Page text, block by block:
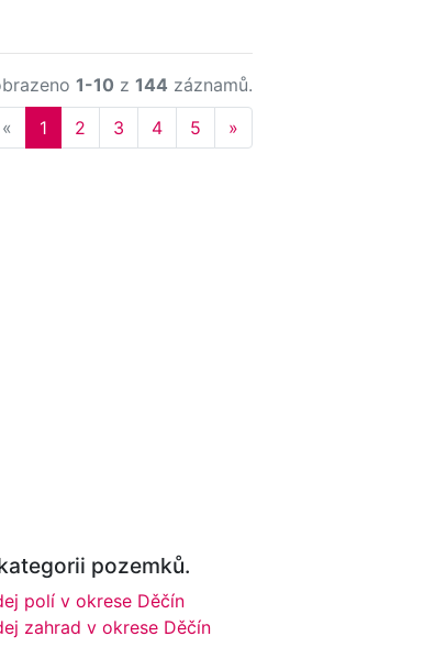
1-10 z 144 záznamů.
« Previous
1 2 3 4 5 »
pozemků.
polí v okrese Děčín
zahrad v okrese Děčín